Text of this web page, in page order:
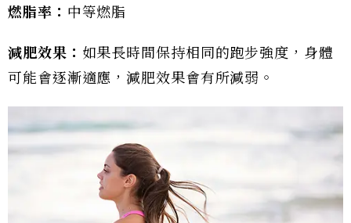
燃脂率： 中等燃脂
減肥效果： 如果長時間保持相同的跑步強度，身體
可能會逐漸適應，減肥效果會有所減弱。